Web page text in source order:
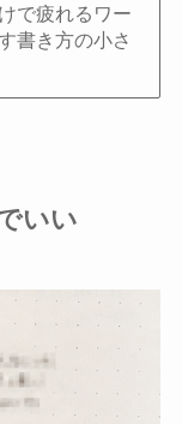
で疲れるワー
書き方の小さ
いい